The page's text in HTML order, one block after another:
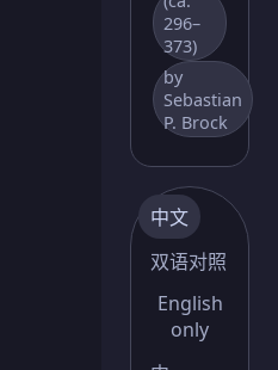
296–
373)
by
Sebastian
P. Brock
中文
双语对照
English
only